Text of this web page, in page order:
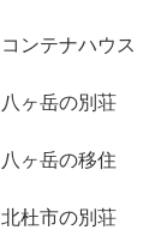
コンテナハウス
八ヶ岳の別荘
八ヶ岳の移住
北杜市の別荘